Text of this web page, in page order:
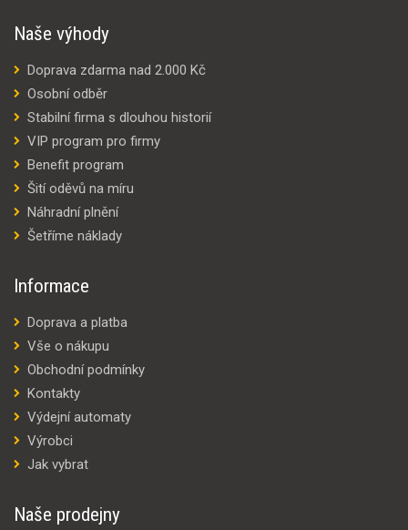
Naše výhody
Doprava zdarma nad 2.000 Kč
Osobní odběr
Stabilní firma s dlouhou historií
VIP program pro firmy
Benefit program
Šití oděvů na míru
Náhradní plnění
Šetříme náklady
Informace
Doprava a platba
Vše o nákupu
Obchodní podmínky
Kontakty
Výdejní automaty
Výrobci
Jak vybrat
Naše prodejny